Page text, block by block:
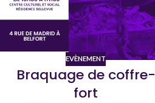
EVÈNEMENT
Braquage de coffre-
fort